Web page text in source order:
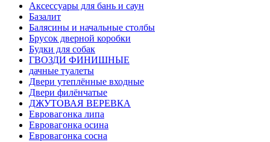
Аксессуары для бань и саун
Базалит
Балясины и начальные столбы
Брусок дверной коробки
Будки для собак
ГВОЗДИ ФИНИШНЫЕ
дачные туалеты
Двери утеплённые входные
Двери филёнчатые
ДЖУТОВАЯ ВЕРЕВКА
Евровагонка липа
Евровагонка осина
Евровагонка сосна